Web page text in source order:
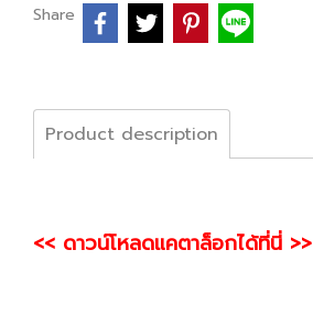
Share
Product description
<< ดาวน์โหลดแคตาล็อกได้ที่นี่ >>